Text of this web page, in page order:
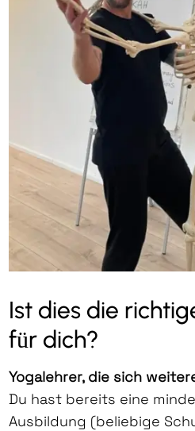
Ist dies die
für dich?
Yogalehrer, die sich
Du hast bereits eine
Ausbildung (beliebige